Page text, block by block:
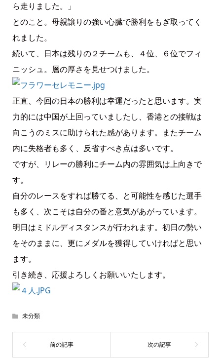
ら走りました。」
とのこと。母親譲りの強い心臓で勝利をもぎ取ってく
れました。
続いて、日本は残りの２チームも、４位、６位でフィ
ニッシュ。層の厚さを見せつけました。
正直、今回の日本の勝利は幸運だったと思います。実
力的には中国が上回っていましたし、香港との接戦は
向こうのミスに助けられた感があります。またチーム
内に失格者も多く、反省すべき点は多いです。
ですが、リレーの勝利にチーム内の雰囲気は上向きで
す。
自分のレースをすれば勝てる、と可能性を感じた選手
も多く、次こそは自分の番と意気があがっています。
明日はミドルディスタンスが行われます。初日の勢い
をそのままに、更にメダルを獲得していければと思い
ます。
引き続き、応援よろしくお願いいたします。
未分類